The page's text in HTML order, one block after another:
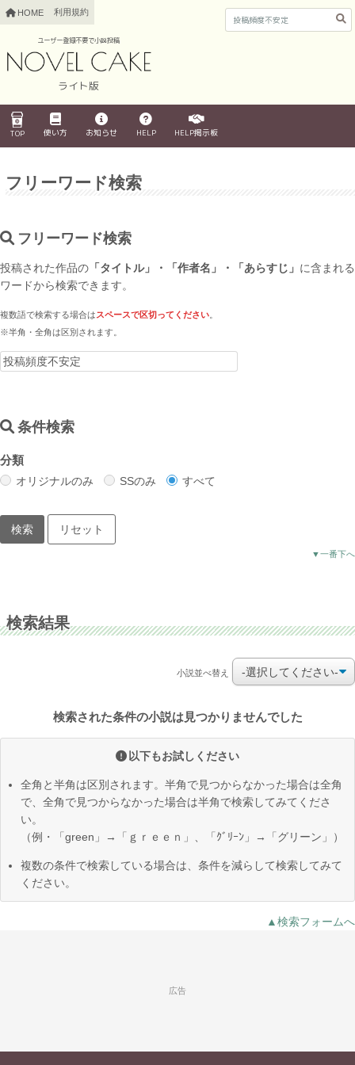
HOME 利用規約
ユーザー登録不要で小説投稿
ライト版
TOP 使い方 お知らせ HELP HELP掲示板
フリーワード検索
フリーワード検索
投稿された作品の 「タイトル」・「作者名」・「あらすじ」 に含まれる
ワードから検索できます。
複数語で検索する場合はスペースで区切ってください
※半角・全角は区別されます。
条件検索
分類
オリジナルのみ SSのみ すべて
▼一番下へ
検索結果
小説並べ替え
検索された条件の小説は見つかりませんでした
以下もお試しください
全角と半角は区別されます。半角で見つからなかった場合は全角
で、全角で見つからなかった場合は半角で検索してみてくださ
い。
（例・「green」→「ｇｒｅｅｎ」、「ｸﾞﾘｰﾝ」→「グリーン」）
複数の条件で検索している場合は、条件を減らして検索してみて
ください。
▲検索フォームへ
広告